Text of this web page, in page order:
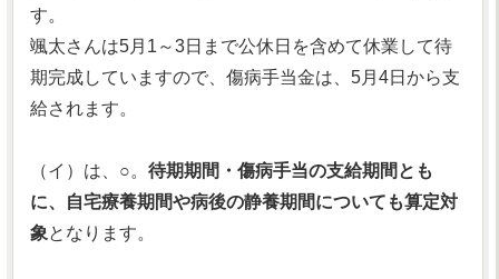
す。
颯太さんは5月1～3日まで公休日を含めて休業して待
期完成していますので、傷病手当金は、5月4日から支
給されます。
（イ）は、○。 待期期間・傷病手当の支給期間とも
に、自宅療養期間や病後の静養期間についても算定対
象となります。